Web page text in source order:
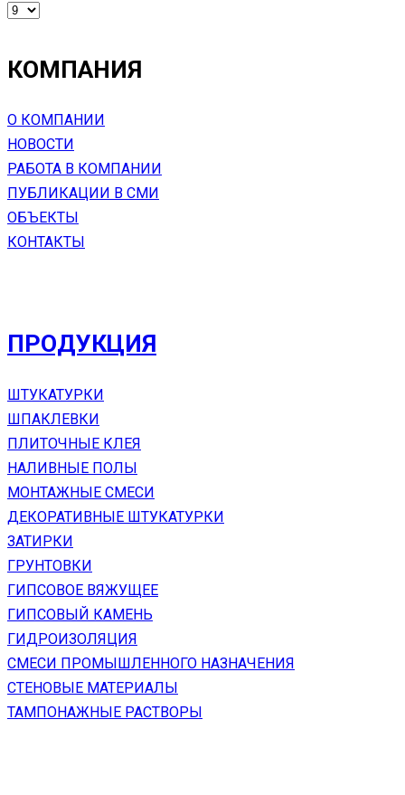
КОМПАНИЯ
О КОМПАНИИ
НОВОСТИ
РАБОТА В КОМПАНИИ
ПУБЛИКАЦИИ В СМИ
ОБЪЕКТЫ
КОНТАКТЫ
ПРОДУКЦИЯ
ШТУКАТУРКИ
ШПАКЛЕВКИ
ПЛИТОЧНЫЕ КЛЕЯ
НАЛИВНЫЕ ПОЛЫ
МОНТАЖНЫЕ СМЕСИ
ДЕКОРАТИВНЫЕ ШТУКАТУРКИ
ЗАТИРКИ
ГРУНТОВКИ
ГИПСОВОЕ ВЯЖУЩЕЕ
ГИПСОВЫЙ КАМЕНЬ
ГИДРОИЗОЛЯЦИЯ
СМЕСИ ПРОМЫШЛЕННОГО НАЗНАЧЕНИЯ
СТЕНОВЫЕ МАТЕРИАЛЫ
ТАМПОНАЖНЫЕ РАСТВОРЫ